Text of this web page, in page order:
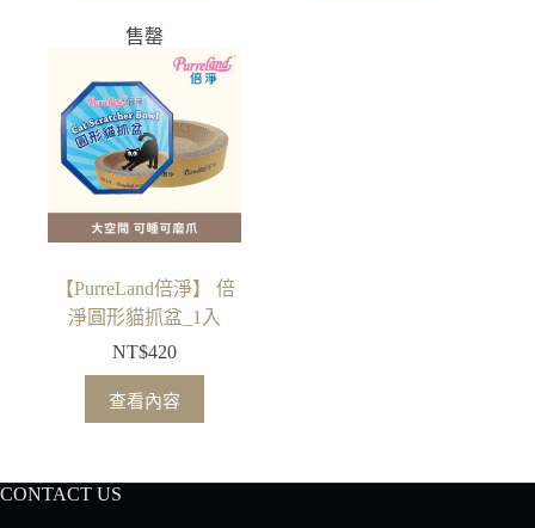
售罄
【PurreLand倍淨】 倍
淨圓形貓抓盆_1入
NT$420
查看內容
CONTACT US